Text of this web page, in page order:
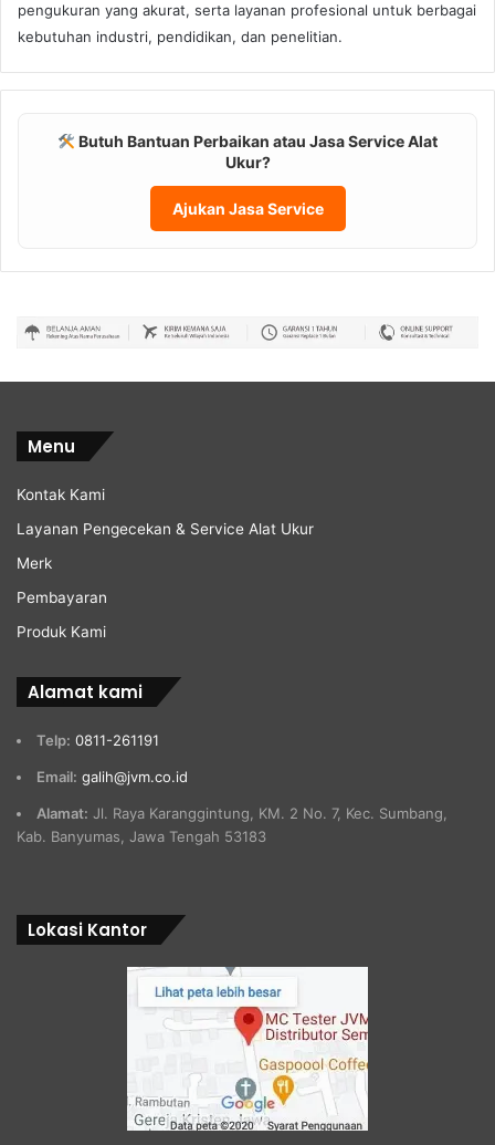
pengukuran yang akurat, serta layanan profesional untuk berbagai
kebutuhan industri, pendidikan, dan penelitian.
Butuh Bantuan Perbaikan atau Jasa Service Alat
Ukur?
Ajukan Jasa Service
Menu
Kontak Kami
Layanan Pengecekan & Service Alat Ukur
Merk
Pembayaran
Produk Kami
Alamat kami
Telp: 0811-261191
Email: galih@jvm.co.id
Alamat: Jl. Raya Karanggintung, KM. 2 No. 7, Kec. Sumbang,
Kab. Banyumas, Jawa Tengah 53183
Lokasi Kantor